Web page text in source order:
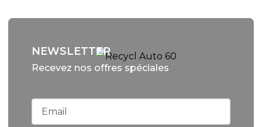
NEWSLETTER
Recevez nos offres spéciales